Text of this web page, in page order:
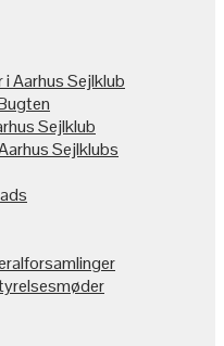
Aarhus Sejlklub
Sejlklub
Sejlklubs